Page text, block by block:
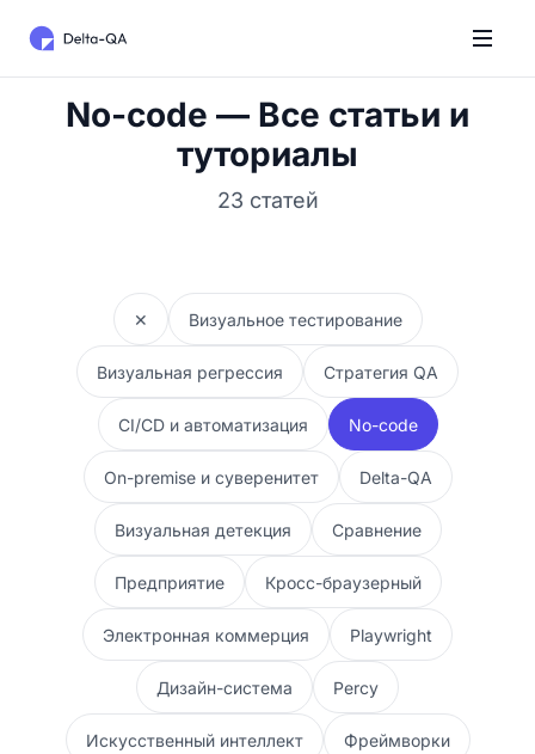
No-code — Все статьи и
туториалы
23 статей
✕ Визуальное тестирование
Визуальная регрессия Стратегия QA
CI/CD и автоматизация No-code
On-premise и суверенитет Delta-QA
Визуальная детекция Сравнение
Предприятие Кросс-браузерный
Электронная коммерция Playwright
Дизайн-система Percy
Искусственный интеллект Фреймворки